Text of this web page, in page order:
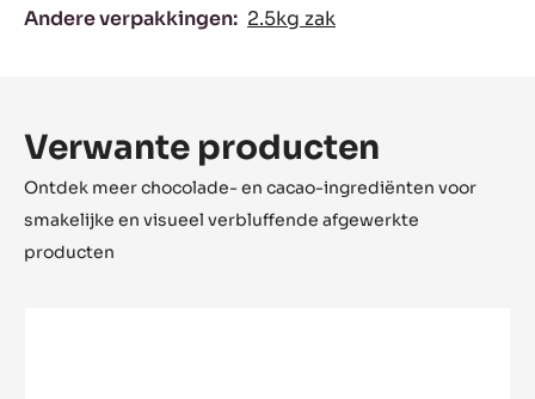
Andere verpakkingen: 2.5kg zak
Verwante producten
Ontdek meer chocolade- en cacao-ingrediënten voor
smakelijke en visueel verbluffende afgewerkte
producten